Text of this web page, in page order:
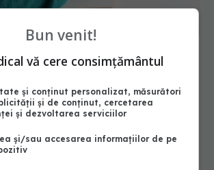
Peste 12.000 de candidați s-
în care persoanele asigurate
servicii de depistare, confirmare şi
bolilor grave
Bun venit!
vă cere consimțământul
și conținut personalizat, măsurători
și de conținut, cercetarea
și dezvoltarea serviciilor
și/sau accesarea informațiilor de pe